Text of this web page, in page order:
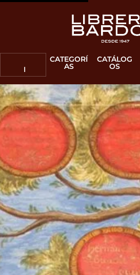
CATEGORÍ
AS
CATÁLOG
OS